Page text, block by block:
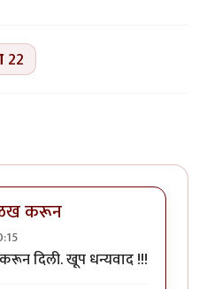
22
करून
दिली. खूप धन्यवाद !!!